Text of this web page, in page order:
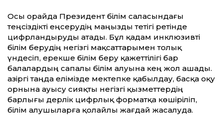
Осы орайда Президент білім саласындағы
теңсіздікті еңсерудің маңызды тетігі ретінде
цифрландыруды атады. Бұл қадам инклюзивті
білім берудің негізгі мақсаттарымен толық
үндесіп, ерекше білім беру қажеттілігі бар
балалардың сапалы білім алуына кең жол ашады.
Қазіргі таңда елімізде мектепке қабылдау, басқа оқу
орнына ауысу сияқты негізгі қызметтердің
барлығы дерлік цифрлық форматқа көшіріліп,
білім алушыларға қолайлы жағдай жасалуда.